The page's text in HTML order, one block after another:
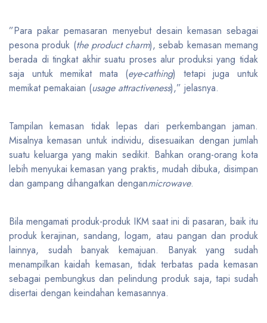
”Para pakar pemasaran menyebut desain kemasan sebagai
pesona produk (the product charm), sebab kemasan memang
berada di tingkat akhir suatu proses alur produksi yang tidak
saja untuk memikat mata (eye-cathing) tetapi juga untuk
memikat pemakaian (usage attractiveness),” jelasnya.
Tampilan kemasan tidak lepas dari perkembangan jaman.
Misalnya kemasan untuk individu, disesuaikan dengan jumlah
suatu keluarga yang makin sedikit. Bahkan orang-orang kota
lebih menyukai kemasan yang praktis, mudah dibuka, disimpan
dan gampang dihangatkan denganmicrowave.
Bila mengamati produk-produk IKM saat ini di pasaran, baik itu
produk kerajinan, sandang, logam, atau pangan dan produk
lainnya, sudah banyak kemajuan. Banyak yang sudah
menampilkan kaidah kemasan, tidak terbatas pada kemasan
sebagai pembungkus dan pelindung produk saja, tapi sudah
disertai dengan keindahan kemasannya.